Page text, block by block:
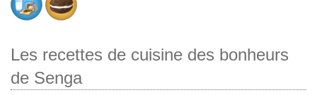
Les recettes de cuisine des bonheurs
de Senga